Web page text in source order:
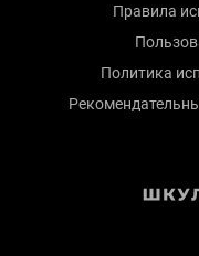
Правила
Политика